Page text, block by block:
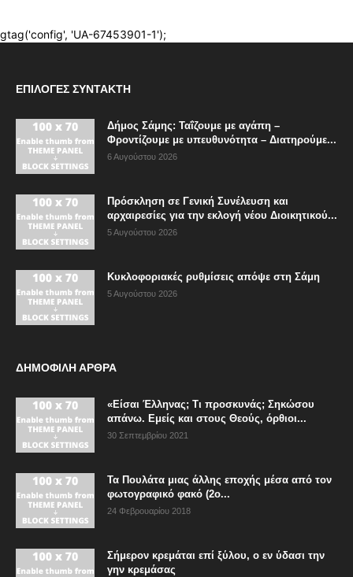
ΕΠΙΛΟΓΈΣ ΣΥΝΤΆΚΤΗ
Δήμος Σάμης: Ταΐζουμε με αγάπη –
Φροντίζουμε με υπευθυνότητα – Διατηρούμε...
6 Αυγούστου 2026
Πρόσκληση σε Γενική Συνέλευση και
αρχαιρεσίες για την εκλογή νέου Διοικητικού...
5 Αυγούστου 2026
Κυκλοφοριακές ρυθμίσεις απόψε στη Σάμη
5 Αυγούστου 2026
ΔΗΜΟΦΙΛΗ ΑΡΘΡΑ
«Είσαι Έλληνας; Τι προσκυνάς; Σηκώσου
απάνω. Εμείς και στους Θεούς, όρθιοι...
30 Σεπτεμβρίου 2021
Τα Πουλάτα μιας άλλης εποχής μέσα από τον
φωτογραφικό φακό (2ο...
24 Φεβρουαρίου 2018
Σήμερον κρεμάται επί ξύλου, ο εν ύδασι την
γην κρεμάσας